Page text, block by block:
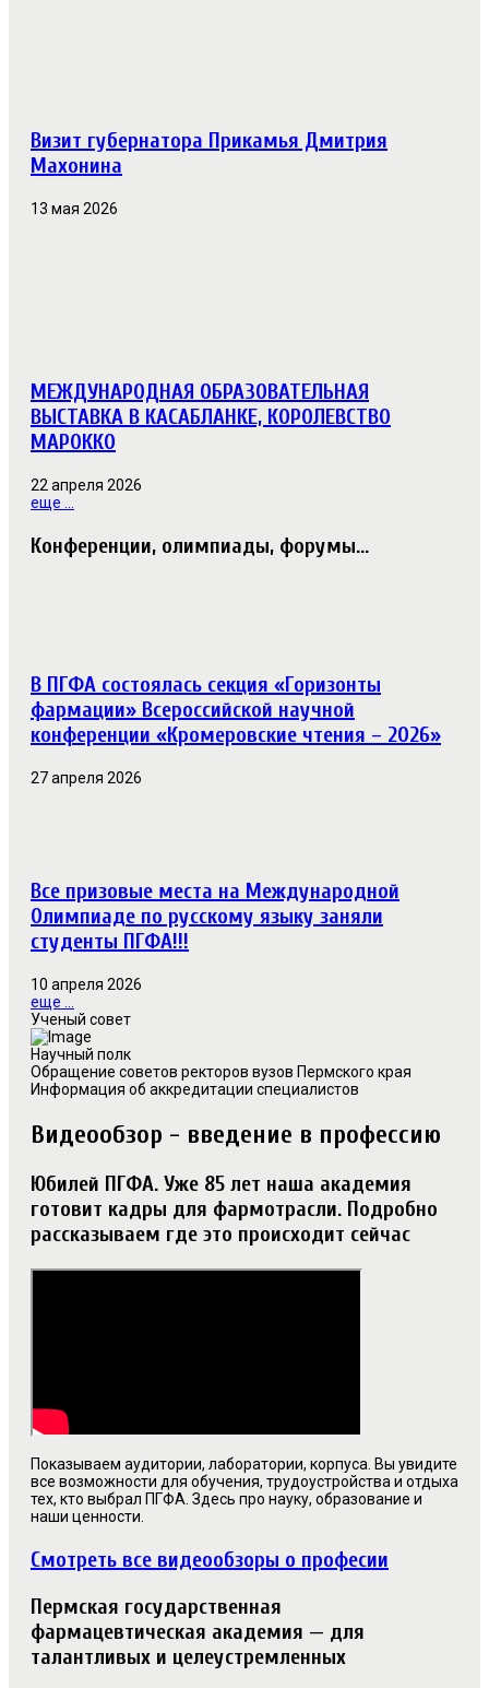
Визит губернатора Прикамья Дмитрия
Махонина
13 мая 2026
МЕЖДУНАРОДНАЯ ОБРАЗОВАТЕЛЬНАЯ
ВЫСТАВКА В КАСАБЛАНКЕ, КОРОЛЕВСТВО
МАРОККО
22 апреля 2026
еще ...
Конференции, олимпиады, форумы...
В ПГФА состоялась секция «Горизонты
фармации» Всероссийской научной
конференции «Кромеровские чтения – 2026»
27 апреля 2026
Все призовые места на Международной
Олимпиаде по русскому языку заняли
студенты ПГФА!!!
10 апреля 2026
еще ...
Ученый совет
Научный полк
Обращение советов ректоров вузов Пермского края
Информация об аккредитации специалистов
Видеообзор - введение в профессию
Юбилей ПГФА. Уже 85 лет наша академия
готовит кадры для фармотрасли. Подробно
рассказываем где это происходит сейчас
Показываем аудитории, лаборатории, корпуса. Вы увидите
все возможности для обучения, трудоустройства и отдыха
тех, кто выбрал ПГФА. Здесь про науку, образование и
наши ценности.
Смотреть все видеообзоры о професии
Пермская государственная
фармацевтическая академия — для
талантливых и целеустремленных